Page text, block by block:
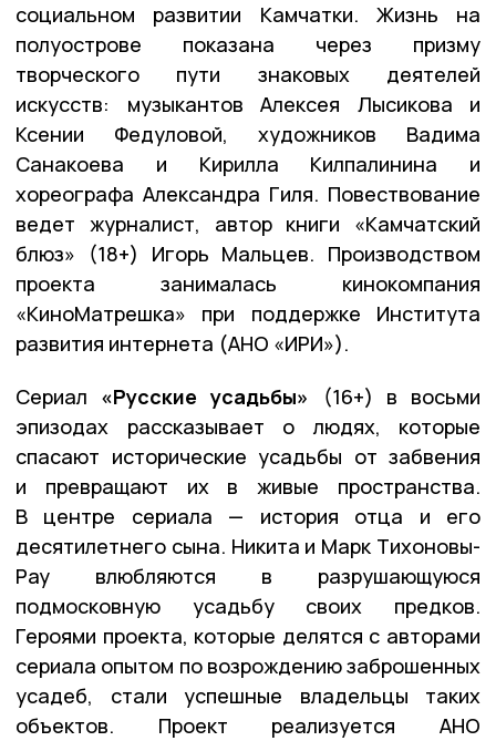
социальном развитии Камчатки. Жизнь на
полуострове показана через призму
творческого пути знаковых деятелей
искусств: музыкантов Алексея Лысикова и
Ксении Федуловой, художников Вадима
Санакоева и Кирилла Килпалинина и
хореографа Александра Гиля. Повествование
ведет журналист, автор книги «Камчатский
блюз» (18+) Игорь Мальцев. Производством
проекта занималась кинокомпания
«КиноМатрешка» при поддержке Института
развития интернета (АНО «ИРИ»).
Сериал «Русские усадьбы»
(16+) в восьми
эпизодах рассказывает о людях, которые
спасают исторические усадьбы от забвения
и превращают их в живые пространства.
В центре сериала — история отца и его
десятилетнего сына. Никита и Марк Тихоновы-
Рау влюбляются в разрушающуюся
подмосковную усадьбу своих предков.
Героями проекта, которые делятся с авторами
сериала опытом по возрождению заброшенных
усадеб, стали успешные владельцы таких
объектов. Проект реализуется АНО